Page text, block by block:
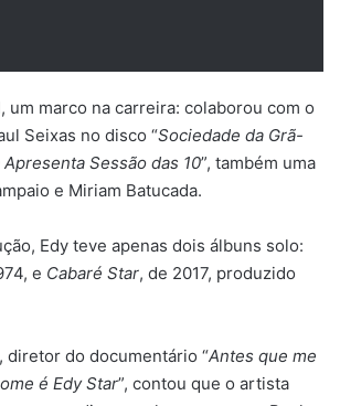
um marco na carreira: colaborou com o
Seixas no disco “Sociedade da Grã-
Sessão das 10”, também uma
e Miriam Batucada.
Edy teve apenas dois álbuns solo:
e Cabaré Star, de 2017, produzido
diretor do documentário “Antes que me
é Edy Star”, contou que o artista